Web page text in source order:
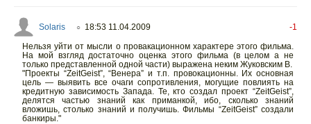
Solaris ○ 18:53 11.04.2009
-1
Нельзя уйти от мысли о провакационном характере этого фильма.
На мой взгляд достаточно оценка этого фильма (в целом а не
только представленной одной части) выражена неким Жуковским В.
"Проекты “ZeitGeist”, “Венера” и т.п. провокационны. Их основная
цель — выявить все очаги сопротивления, могущие повлиять на
кредитную зависимость Запада. Те, кто создал проект “ZeitGeist”,
делятся частью знаний как приманкой, ибо, сколько знаний
вложишь, столько знаний и получишь. Фильмы “ZeitGeist” создали
банкиры."